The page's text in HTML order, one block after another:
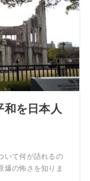
を日本人
いて何が語れるの
爆の怖さを知りま